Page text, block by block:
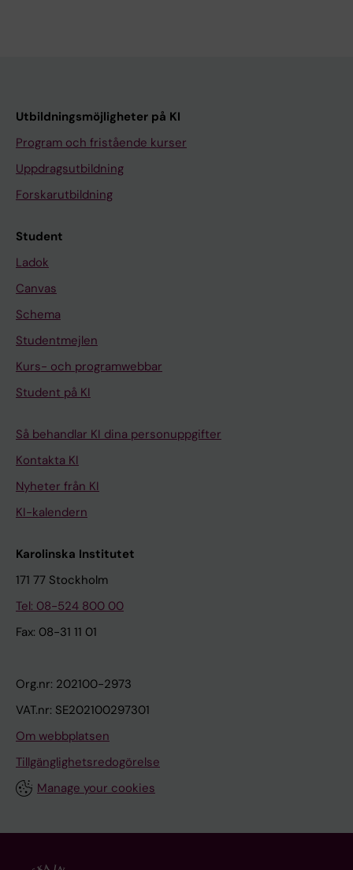
Utbildningsmöjligheter på KI
Program och fristående kurser
Uppdragsutbildning
Forskarutbildning
Student
Ladok
Canvas
Schema
Studentmejlen
Kurs- och programwebbar
Student på KI
Så behandlar KI dina personuppgifter
Kontakta KI
Nyheter från KI
KI-kalendern
Karolinska Institutet
171 77 Stockholm
Tel: 08-524 800 00
Fax: 08-31 11 01
Org.nr: 202100-2973
VAT.nr: SE202100297301
Om webbplatsen
Tillgänglighetsredogörelse
Manage your cookies